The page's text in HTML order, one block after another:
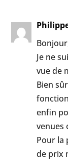
Je ne
vue de
Bien
enfin
venues
Pour la
de prix